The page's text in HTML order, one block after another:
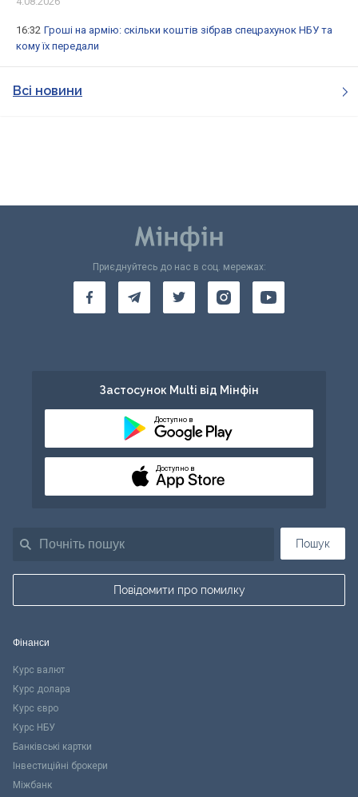
16:32 Гроші на армію: скільки коштів зібрав спецрахунок НБУ та
кому їх передали
Всі новини
Пошук
Повідомити про помилку
Приєднуйтесь до нас в соц. мережах:
Застосунок Multi від Мінфін
Доступно в
Доступно в
Фінанси
Курс валют
Курс долара
Курс євро
Курс НБУ
Банківські картки
Інвестиційні брокери
Міжбанк